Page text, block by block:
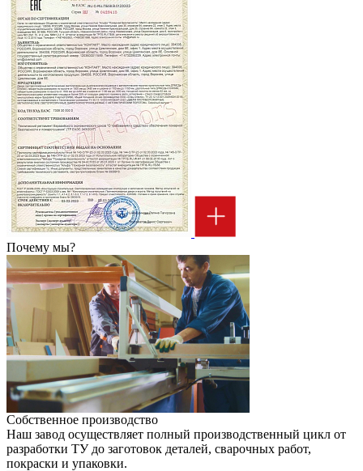
Почему мы?
Собственное производство
Наш завод осуществляет полный производственный цикл от
разработки ТУ до заготовок деталей, сварочных работ,
покраски и упаковки.